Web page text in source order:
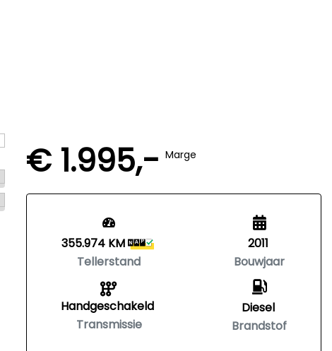
€ 1.995,- Marge
355.974 KM
Tellerstand
Handgeschakeld
Transmissie
2011
Bouwjaar
Diesel
Brandstof